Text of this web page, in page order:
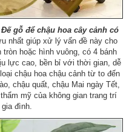
Đế gỗ để chậu hoa cây cảnh có
nhất giúp xử lý vấn đề này cho
hoặc hình vuông, có 4 bánh
lực cao, bền bỉ với thời gian, dễ
chậu hoa chậu cảnh từ to đến
chậu quất, chậu Mai ngày Tết,
mỹ của không gian trang trí
đình.